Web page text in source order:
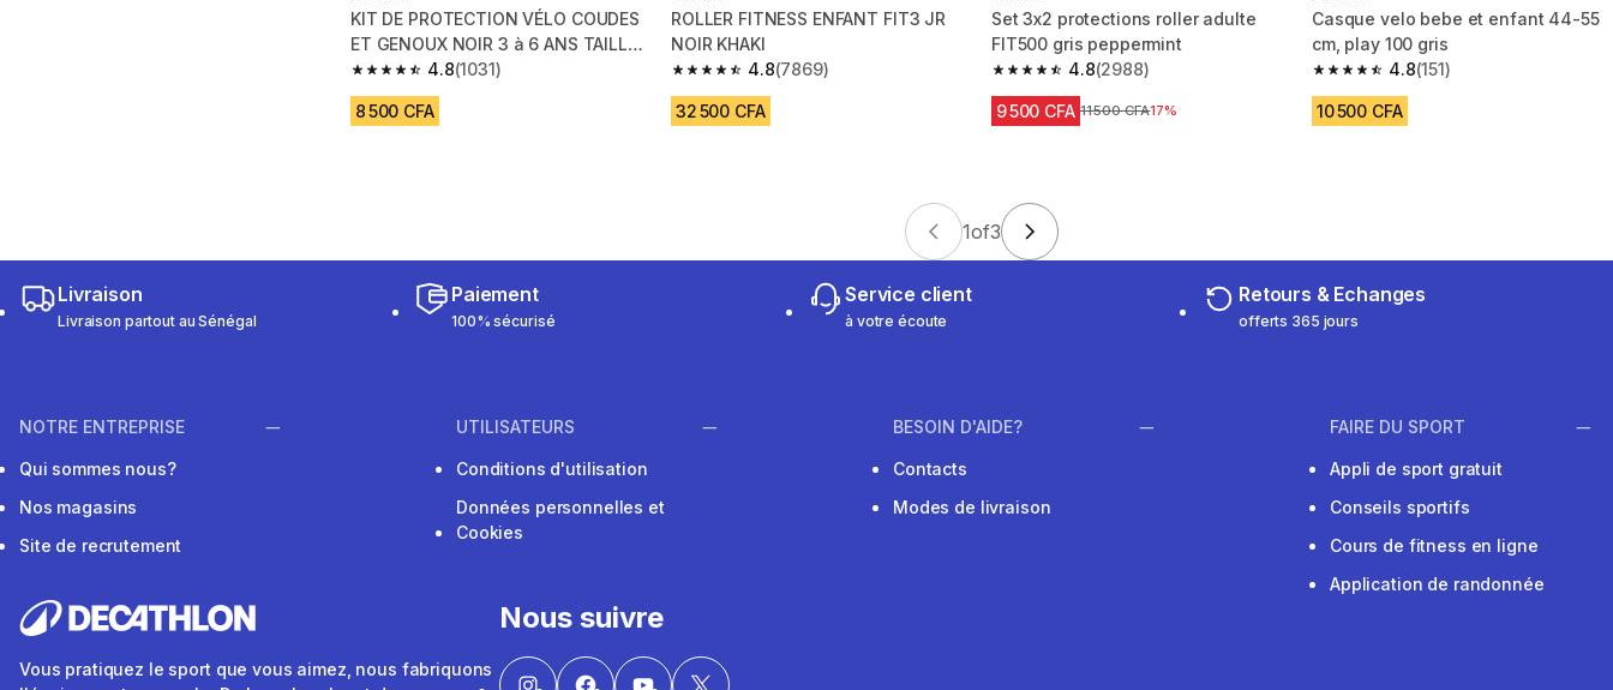
KIT DE PROTECTION VÉLO COUDES
ET GENOUX NOIR 3 à 6 ANS TAILLE
UNIQUE
4.8
4.8 out of 5 stars from 1031 reviews
(1031)
8 500 CFA
ROLLER FITNESS ENFANT FIT3 JR
NOIR KHAKI
4.8
4.8 out of 5 stars from 7869 reviews
(7869)
32 500 CFA
Set 3x2 protections roller adulte
FIT500 gris peppermint
4.8
4.8 out of 5 stars from 2988 reviews
(2988)
9 500 CFA Prix avant réduction
11 500 CFA17%
Casque velo bebe et enfant 44-55
cm, play 100 gris
4.8
4.8 out of 5 stars from 151 reviews
(151)
10 500 CFA
1of3
Livraison
Livraison partout au Sénégal
Paiement
100% sécurisé
Service client
à votre écoute
Retours & Echanges
offerts 365 jours
NOTRE ENTREPRISE
Qui sommes nous?
Nos magasins
Site de recrutement
UTILISATEURS
Conditions d'utilisation
Données personnelles et
Cookies
BESOIN D'AIDE?
Contacts
Modes de livraison
FAIRE DU SPORT
Appli de sport gratuit
Conseils sportifs
Cours de fitness en ligne
Application de randonnée
Vous pratiquez le sport que vous aimez, nous fabriquons
Nous suivre